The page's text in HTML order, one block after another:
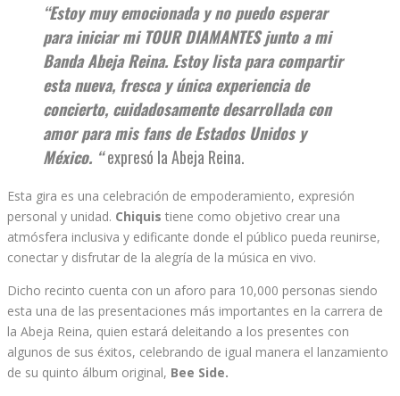
“Estoy muy emocionada y no puedo esperar
para iniciar mi TOUR DIAMANTES junto a mi
Banda Abeja Reina. Estoy lista para compartir
esta nueva, fresca y única experiencia de
concierto, cuidadosamente desarrollada con
amor para mis fans de Estados Unidos y
México. “ expresó la Abeja Reina.
Esta gira es una celebración de empoderamiento, expresión
personal y unidad. Chiquis tiene como objetivo crear una
atmósfera inclusiva y edificante donde el público pueda reunirse,
conectar y disfrutar de la alegría de la música en vivo.
Dicho recinto cuenta con un aforo para 10,000 personas siendo
esta una de las presentaciones más importantes en la carrera de
la Abeja Reina, quien estará deleitando a los presentes con
algunos de sus éxitos, celebrando de igual manera el lanzamiento
de su quinto álbum original, Bee Side.